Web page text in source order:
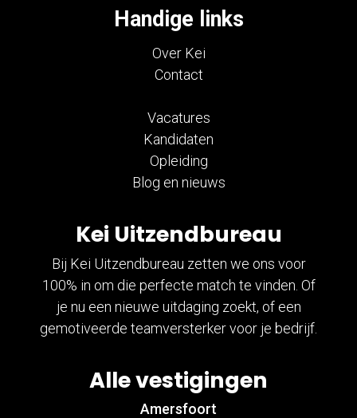
Kei Uitzendbureau
Bij Kei Uitzendbureau zetten we ons voor
100% in om die perfecte match te vinden. Of
je nu een nieuwe uitdaging zoekt, of een
gemotiveerde teamversterker voor je bedrijf.
Alle vestigingen
Amersfoort
Handige links
Over Kei
Contact
Vacatures
Kandidaten
Opleiding
Blog en nieuws